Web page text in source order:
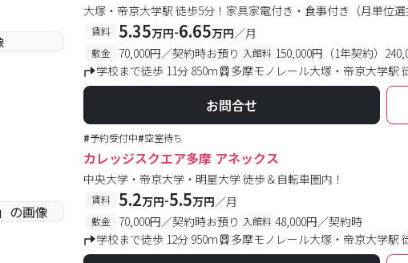
大塚・帝京大学駅 徒歩5分！家具家電付き・食事付き（月単位
賃料 5.35万円-6.65万円／月
敷金 70,000円／契約時お預り 入館料 150,000円（1年契約）
学校まで徒歩 11分 850m
多摩モノレール大塚・帝京大学駅
お問合せ
#予約受付中#空室待ち
カレッジスクエア多摩 アネックス
中央大学・帝京大学・明星大学 徒歩＆自転車圏内！
賃料 5.2万円-5.5万円／月
敷金 70,000円／契約時お預り 入館料 48,000円／契約時
学校まで徒歩 12分 950m
多摩モノレール大塚・帝京大学駅